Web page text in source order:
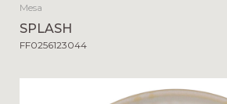
Mesa
SPLASH
FF0256123044